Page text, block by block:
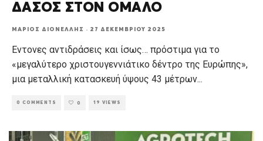
ΔΑΣΟΣ ΣΤΟΝ ΟΜΑΛΟ
ΜΆΡΙΟΣ ΔΙΟΝΈΛΛΗΣ · 27 ΔΕΚΕΜΒΡΊΟΥ 2025
Εντονες αντιδράσεις και ίσως… πρόστιμα για το
«μεγαλύτερο χριστουγεννιάτικο δέντρο της Ευρώπης»,
μια μεταλλική κατασκευή ύψους 43 μέτρων...
0 COMMENTS 0 19 VIEWS